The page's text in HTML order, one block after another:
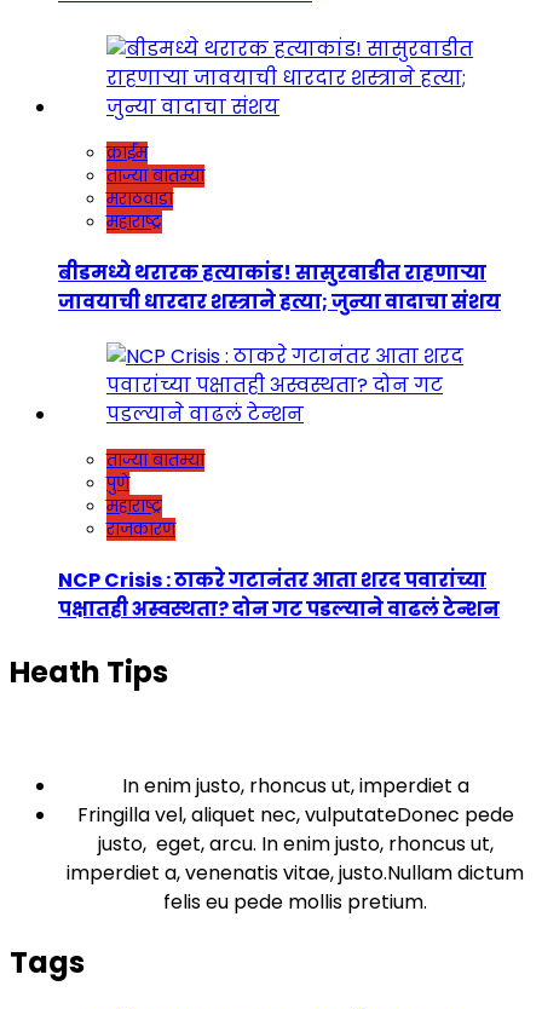
क्राईम
ताज्या बातम्या
मराठवाडा
महाराष्ट्र
बीडमध्ये थरारक हत्याकांड! सासुरवाडीत राहणाऱ्या
जावयाची धारदार शस्त्राने हत्या; जुन्या वादाचा संशय
ताज्या बातम्या
पुणे
महाराष्ट्र
राजकारण
NCP Crisis : ठाकरे गटानंतर आता शरद पवारांच्या
पक्षातही अस्वस्थता? दोन गट पडल्याने वाढलं टेन्शन
Heath Tips
In enim justo, rhoncus ut, imperdiet a
Fringilla vel, aliquet nec, vulputateDonec pede
justo, eget, arcu. In enim justo, rhoncus ut,
imperdiet a, venenatis vitae, justo.Nullam dictum
felis eu pede mollis pretium.
Tags